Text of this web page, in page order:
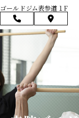
ゴールドジム表参道１F